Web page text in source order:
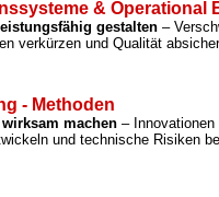
& Operational
gestalten –
verkürzen und Qualität
- Methoden
machen –
und technische Risiken